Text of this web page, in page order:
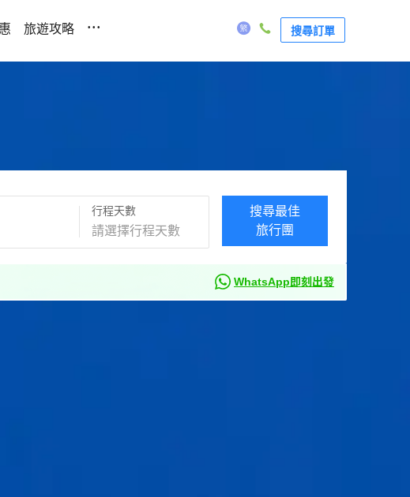
旅遊攻略 ... 搜尋訂單
行程天數
搜尋最佳
旅行團
WhatsApp即刻出發